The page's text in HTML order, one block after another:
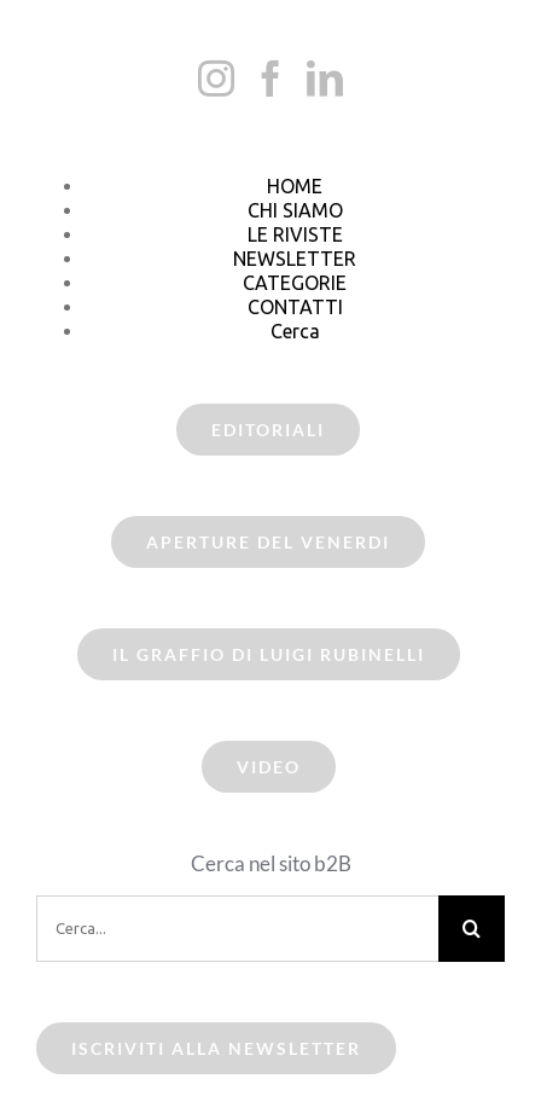
HOME
CHI SIAMO
LE RIVISTE
NEWSLETTER
CATEGORIE
CONTATTI
Cerca
EDITORIALI
APERTURE DEL VENERDI
IL GRAFFIO DI LUIGI RUBINELLI
VIDEO
Cerca nel sito b2B
per:
ISCRIVITI ALLA NEWSLETTER